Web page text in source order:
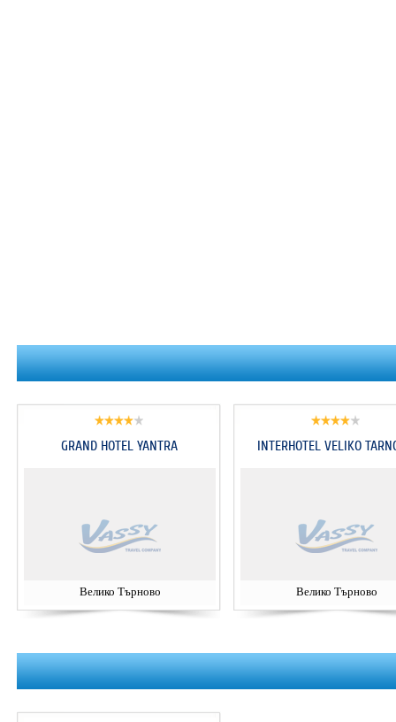
GRAND HOTEL YANTRA
Велико Търново
INTERHOTEL VELIKO
Велико Търново